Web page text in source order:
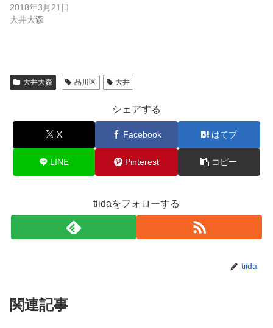
2018年3月21日
大井大森
大井大森 品川区 大井
シェアする
X Facebook はてブ
LINE Pinterest コピー
tiidaをフォローする
tiida
関連記事